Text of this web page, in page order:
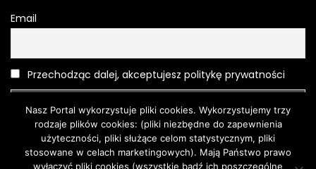
Email
Przechodząc dalej, akceptujesz politykę prywatności
Nasz Portal wykorzystuje pliki cookies. Wykorzystujemy trzy
rodzaje plików cookies: (pliki niezbędne do zapewnienia
użyteczności, pliki służące celom statystycznym, pliki
stosowane w celach marketingowych). Mają Państwo prawo
wyłączyć pliki cookies (wszystkie bądź ich poszczególne